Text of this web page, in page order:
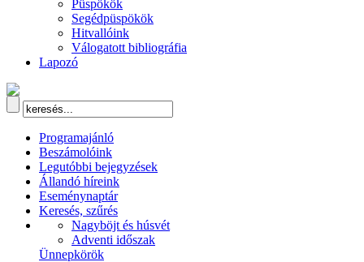
Püspökök
Segédpüspökök
Hitvallóink
Válogatott bibliográfia
Lapozó
Programajánló
Beszámolóink
Legutóbbi bejegyzések
Állandó híreink
Eseménynaptár
Keresés, szűrés
Nagyböjt és húsvét
Adventi időszak
Ünnepkörök